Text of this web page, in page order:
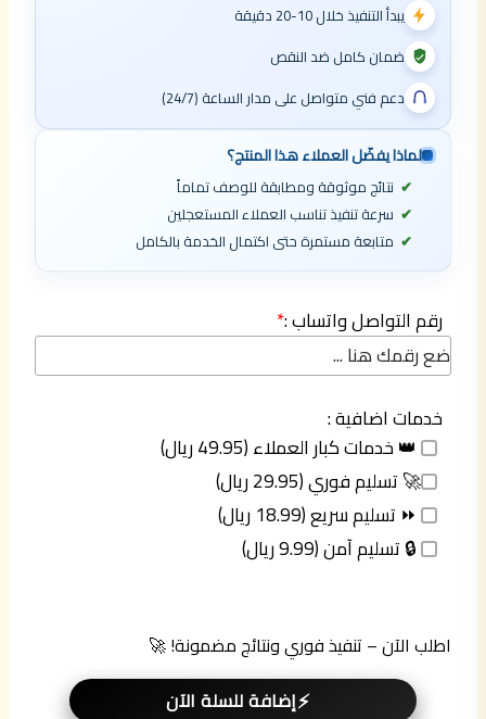
يبدأ التنفيذ خلال 10-20 دقيقة
ضمان كامل ضد النقص
دعم فني متواصل على مدار الساعة (24/7)
لماذا يفضّل العملاء هذا المنتج؟
نتائج موثوقة ومطابقة للوصف تماماً
سرعة تنفيذ تناسب العملاء المستعجلين
متابعة مستمرة حتى اكتمال الخدمة بالكامل
رقم التواصل واتساب :*
خدمات اضافية :
👑 خدمات كبار العملاء (49.95 ريال)
🚀 تسليم فوري (29.95 ريال)
⏩ تسليم سريع (18.99 ريال)
🔒 تسليم آمن (9.99 ريال)
اطلب الآن – تنفيذ فوري ونتائج مضمونة! 🚀
إضافة للسلة الآن